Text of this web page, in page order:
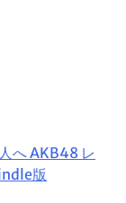
へ AKB48 レ
版